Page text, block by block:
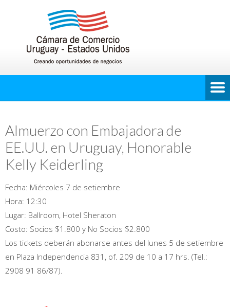
Almuerzo con Embajadora de
EE.UU. en Uruguay, Honorable
Kelly Keiderling
Fecha: Miércoles 7 de setiembre
Hora: 12:30
Lugar: Ballroom, Hotel Sheraton
Costo: Socios $1.800 y No Socios $2.800
Los tickets deberán abonarse antes del lunes 5 de setiembre
en Plaza Independencia 831, of. 209 de 10 a 17 hrs. (Tel.:
2908 91 86/87).